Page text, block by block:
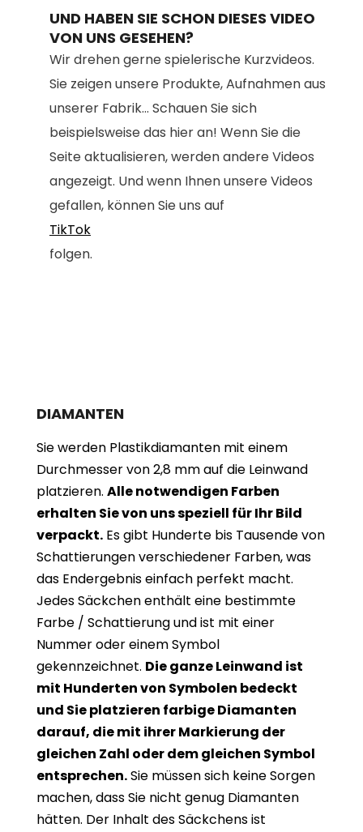
UND HABEN SIE SCHON DIESES VIDEO
VON UNS GESEHEN?
Wir drehen gerne spielerische Kurzvideos.
Sie zeigen unsere Produkte, Aufnahmen aus
unserer Fabrik... Schauen Sie sich
beispielsweise das hier an! Wenn Sie die
Seite aktualisieren, werden andere Videos
angezeigt. Und wenn Ihnen unsere Videos
gefallen, können Sie uns auf
TikTok
folgen.
DIAMANTEN
Sie werden Plastikdiamanten mit einem
Durchmesser von 2,8 mm auf die Leinwand
platzieren. Alle notwendigen Farben
erhalten Sie von uns speziell für Ihr Bild
verpackt. Es gibt Hunderte bis Tausende von
Schattierungen verschiedener Farben, was
das Endergebnis einfach perfekt macht.
Jedes Säckchen enthält eine bestimmte
Farbe / Schattierung und ist mit einer
Nummer oder einem Symbol
gekennzeichnet. Die ganze Leinwand ist
mit Hunderten von Symbolen bedeckt
und Sie platzieren farbige Diamanten
darauf, die mit ihrer Markierung der
gleichen Zahl oder dem gleichen Symbol
entsprechen.Sie müssen sich keine Sorgen
machen, dass Sie nicht genug Diamanten
hätten. Der Inhalt des Säckchens ist